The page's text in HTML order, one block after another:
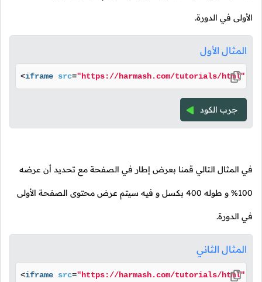
الأولى في الدورة.
المثال الأول
<iframe src="https://harmash.com/tutorials/html"
جرب الكود
في المثال التالي قمنا بعرض إطار في الصفحة مع تحديد أن عرضه
100% و طوله 400 بكسل و فيه سيتم عرض محتوى الصفحة الأولى
في الدورة.
المثال الثاني
<iframe src="https://harmash.com/tutorials/html"